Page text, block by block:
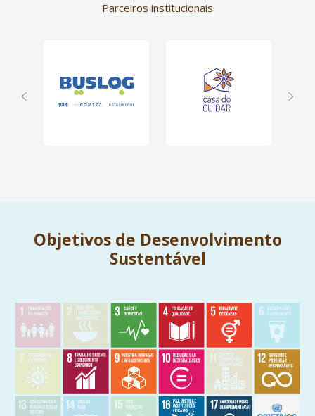
Parceiros institucionais
Objetivos de Desenvolvimento
Sustentável